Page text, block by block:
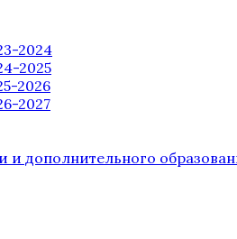
2024
2025
2026
2027
дополнительного